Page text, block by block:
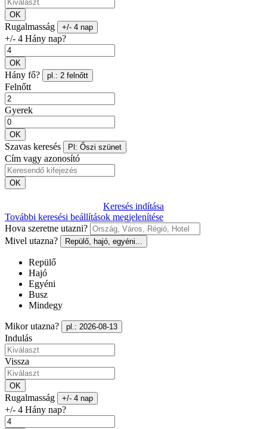
OK
Rugalmasság +/- 4 nap
+/- 4 Hány nap?
OK
Hány fő? pl.: 2 felnőtt
Felnőtt
Gyerek
OK
Szavas keresés Pl: Őszi szünet
Cím vagy azonosító
OK
Keresés indítása
További keresési beállítások megjelenítése
Hova szeretne utazni?
Mivel utazna?
Repülő, hajó, egyéni...
Repülő
Hajó
Egyéni
Busz
Mindegy
Mikor utazna? pl.: 2026-08-13
Indulás
Vissza
OK
Rugalmasság +/- 4 nap
+/- 4 Hány nap?